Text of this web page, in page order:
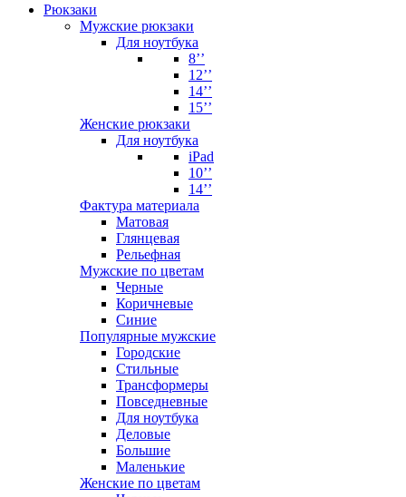
Рюкзаки
Мужские рюкзаки
Для ноутбука
8’’
12’’
14’’
15’’
Женские рюкзаки
Для ноутбука
iPad
10’’
14’’
Фактура материала
Матовая
Глянцевая
Рельефная
Мужские по цветам
Черные
Коричневые
Синие
Популярные мужские
Городские
Стильные
Трансформеры
Повседневные
Для ноутбука
Деловые
Большие
Маленькие
Женские по цветам